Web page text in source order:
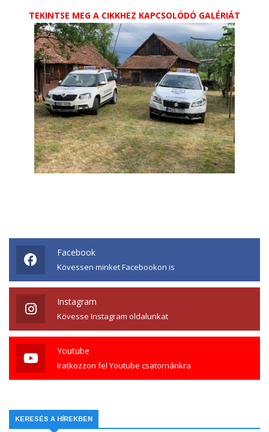
TEKINTSE MEG A CIKKHEZ KAPCSOLÓDÓ GALÉRIÁT
Facebook
Kövessen minket Facebookon is
Instagram
Kövesse Instagram oldalunkat
Youtube
Iratkozzon fel Youtube csatornánkra
KERESÉS A HÍREKBEN